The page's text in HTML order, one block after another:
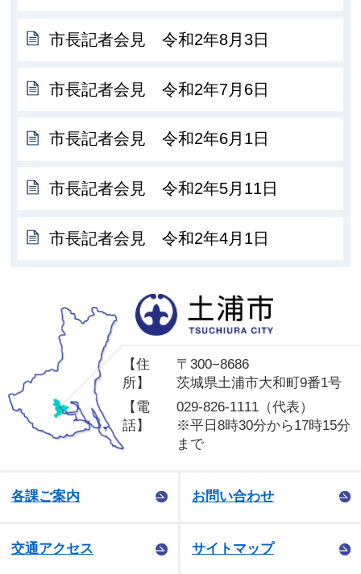
市長記者会見 令和2年8月3日
市長記者会見 令和2年7月6日
市長記者会見 令和2年6月1日
市長記者会見 令和2年5月11日
市長記者会見 令和2年4月1日
【住
所】
〒300−8686
茨城県土浦市大和町9番1号
【電
話】
029-826-1111（代表）
※平日8時30分から17時15分
まで
各課ご案内 お問い合わせ
交通アクセス サイトマップ